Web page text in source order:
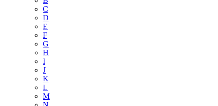
C
D
E
F
G
H
I
J
K
L
M